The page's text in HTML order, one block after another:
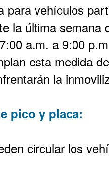
para vehículos
la última semana
a.m. a 9:00
esta medida
la
pico y placa:
circular los